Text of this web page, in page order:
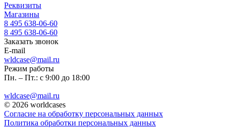
Реквизиты
Магазины
8 495 638-06-60
8 495 638-06-60
Заказать звонок
E-mail
wldcase@mail.ru
Режим работы
Пн. – Пт.: с 9:00 до 18:00
wldcase@mail.ru
© 2026 worldcases
Согласие на обработку персональных данных
Политика обработки персональных данных